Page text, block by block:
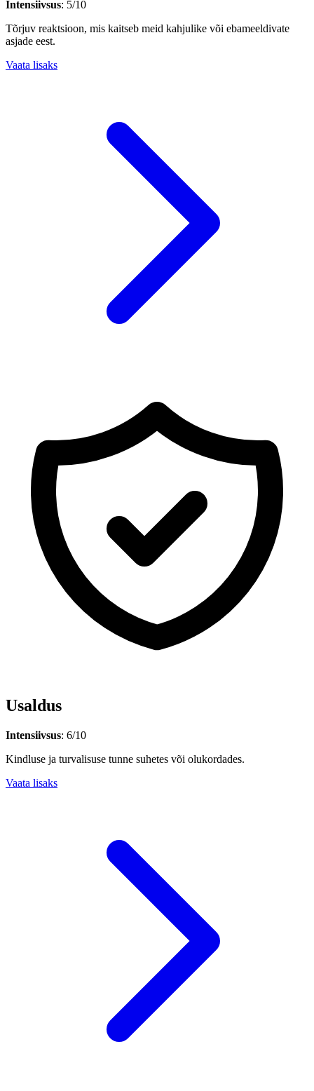
Intensiivsus: 5/10
Tõrjuv reaktsioon, mis kaitseb meid kahjulike või ebameeldivate
asjade eest.
Vaata lisaks
Usaldus
Intensiivsus: 6/10
Kindluse ja turvalisuse tunne suhetes või olukordades.
Vaata lisaks